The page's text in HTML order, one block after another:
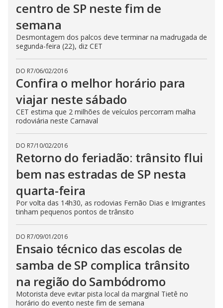
centro de SP neste fim de
semana
Desmontagem dos palcos deve terminar na madrugada de
segunda-feira (22), diz CET
DO R7/06/02/2016
Confira o melhor horário para
viajar neste sábado
CET estima que 2 milhões de veículos percorram malha
rodoviária neste Carnaval
DO R7/10/02/2016
Retorno do feriadão: trânsito flui
bem nas estradas de SP nesta
quarta-feira
Por volta das 14h30, as rodovias Fernão Dias e Imigrantes
tinham pequenos pontos de trânsito
DO R7/09/01/2016
Ensaio técnico das escolas de
samba de SP complica trânsito
na região do Sambódromo
Motorista deve evitar pista local da marginal Tietê no
horário do evento neste fim de semana